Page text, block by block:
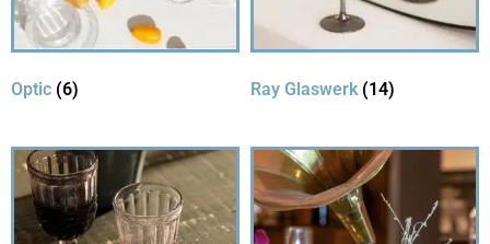
Optic (6) Ray Glaswerk (14)